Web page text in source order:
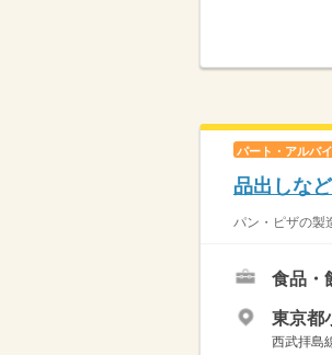
パート・アルバ
品出しな
パン・ピザの製
食品・
東京都
西武拝島